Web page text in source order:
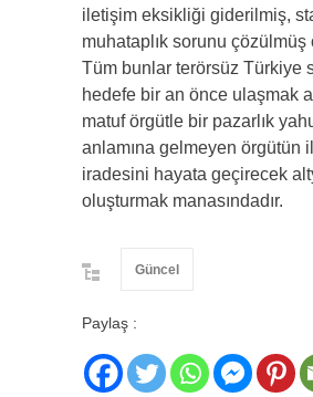
iletişim eksikliği giderilmiş,
muhataplık sorunu çözülmüş
Tüm bunlar terörsüz Türkiye
hedefe bir an önce ulaşmak
matuf örgütle bir pazarlık
anlamına gelmeyen örgütün
iradesini hayata geçirecek
oluşturmak manasındadır.
Güncel
Paylaş :